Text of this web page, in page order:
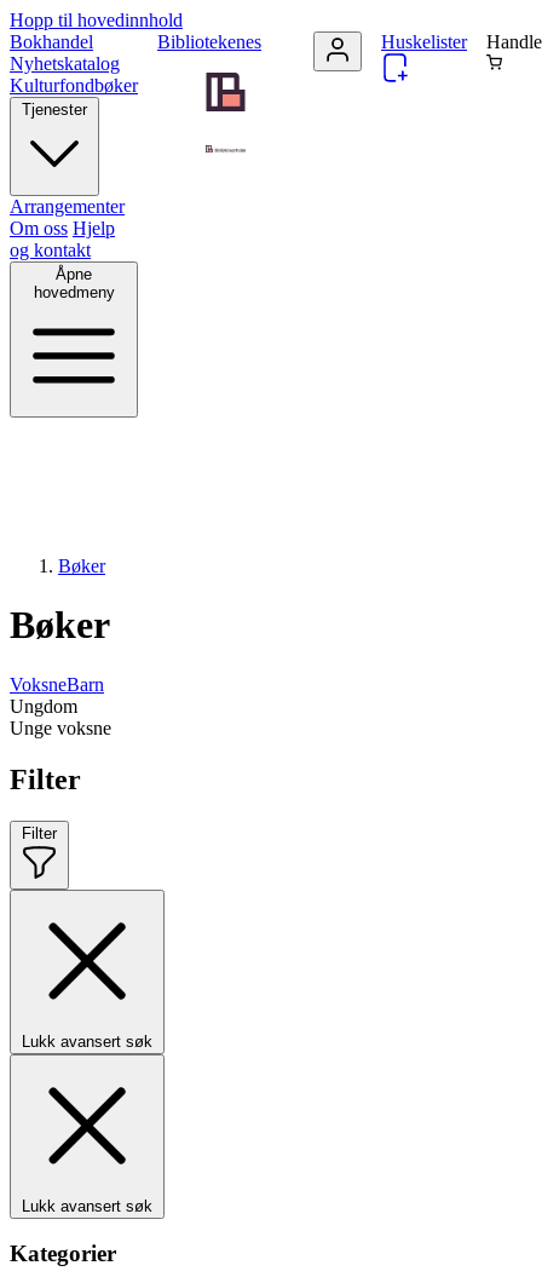
Hopp til hovedinnhold
Bibliotekenes
Bokhandel
Nyhetskatalog
Kulturfondbøker
Tjenester
Arrangementer
Om oss Hjelp
og kontakt
Åpne
hovedmeny
Huskelister
Bøker
Bøker
VoksneBarn
Ungdom
Unge voksne
Filter
Filter
Lukk avansert søk
Lukk avansert søk
Kategorier